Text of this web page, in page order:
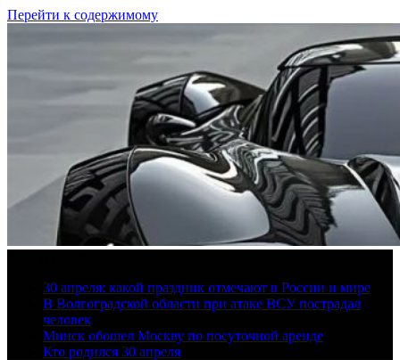
Перейти к содержимому
30 апреля: какой праздник отмечают в России и мире
В Волгоградской области при атаке ВСУ пострадал
человек
Минск обошел Москву по посуточной аренде
Кто родился 30 апреля